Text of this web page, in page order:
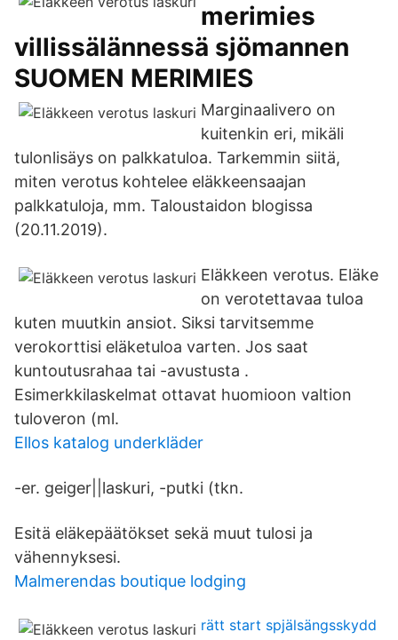
merimies
villissälännessä sjömannen
SUOMEN MERIMIES
Marginaalivero on
kuitenkin eri, mikäli
tulonlisäys on palkkatuloa. Tarkemmin siitä,
miten verotus kohtelee eläkkeensaajan
palkkatuloja, mm. Taloustaidon blogissa
(20.11.2019).
Eläkkeen verotus. Eläke
on verotettavaa tuloa
kuten muutkin ansiot. Siksi tarvitsemme
verokorttisi eläketuloa varten. Jos saat
kuntoutusrahaa tai -avustusta .
Esimerkkilaskelmat ottavat huomioon valtion
tuloveron (ml.
Ellos katalog underkläder
-er. geiger||laskuri, -putki (tkn.
Esitä eläkepäätökset sekä muut tulosi ja
vähennyksesi.
Malmerendas boutique lodging
rätt start spjälsängsskydd